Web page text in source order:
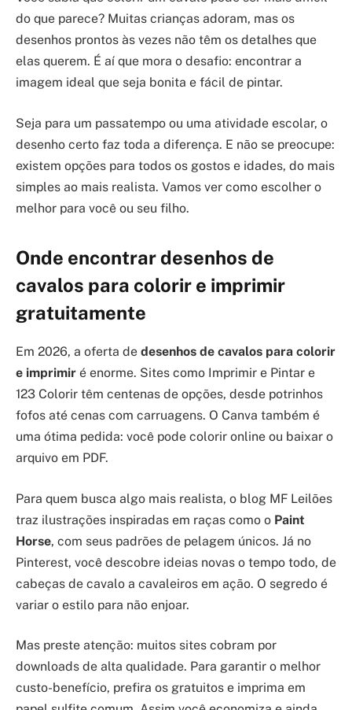
do que parece? Muitas crianças adoram, mas os
desenhos prontos às vezes não têm os detalhes que
elas querem. É aí que mora o desafio: encontrar a
imagem ideal que seja bonita e fácil de pintar.
Seja para um passatempo ou uma atividade escolar, o
desenho certo faz toda a diferença. E não se preocupe:
existem opções para todos os gostos e idades, do mais
simples ao mais realista. Vamos ver como escolher o
melhor para você ou seu filho.
Onde encontrar desenhos de
cavalos para colorir e imprimir
gratuitamente
Em 2026, a oferta de desenhos de cavalos para colorir
e imprimir é enorme. Sites como Imprimir e Pintar e
123 Colorir têm centenas de opções, desde potrinhos
fofos até cenas com carruagens. O Canva também é
uma ótima pedida: você pode colorir online ou baixar o
arquivo em PDF.
Para quem busca algo mais realista, o blog MF Leilões
traz ilustrações inspiradas em raças como o Paint
Horse, com seus padrões de pelagem únicos. Já no
Pinterest, você descobre ideias novas o tempo todo, de
cabeças de cavalo a cavaleiros em ação. O segredo é
variar o estilo para não enjoar.
Mas preste atenção: muitos sites cobram por
downloads de alta qualidade. Para garantir o melhor
custo-benefício, prefira os gratuitos e imprima em